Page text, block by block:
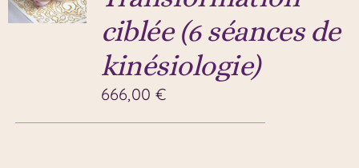
ciblée (6 séances de
kinésiologie)
666,00 €